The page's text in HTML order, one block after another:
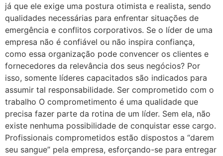
já que ele exige uma postura otimista e realista, sendo
qualidades necessárias para enfrentar situações de
emergência e conflitos corporativos. Se o líder de uma
empresa não é confiável ou não inspira confiança,
como essa organização pode convencer os clientes e
fornecedores da relevância dos seus negócios? Por
isso, somente líderes capacitados são indicados para
assumir tal responsabilidade. Ser comprometido com o
trabalho O comprometimento é uma qualidade que
precisa fazer parte da rotina de um líder. Sem ela, não
existe nenhuma possibilidade de conquistar esse cargo.
Profissionais comprometidos estão dispostos a “darem
seu sangue” pela empresa, esforçando-se para entregar